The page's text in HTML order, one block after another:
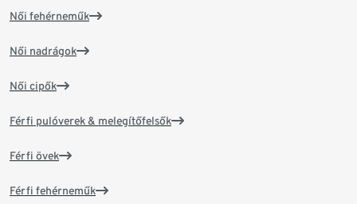
Női fehérneműk
Női nadrágok
Női cipők
Férfi pulóverek & melegítőfelsők
Férfi övek
Férfi fehérneműk